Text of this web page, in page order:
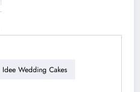
Idee Wedding Cakes